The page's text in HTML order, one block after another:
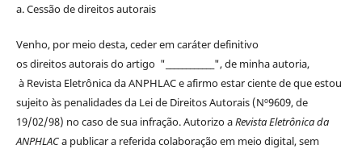
a. Cessão dedireitosautorais
Venho, por meio desta, ceder em caráter definitivo
osdireitosautoraisdo artigo "____________", de minha autoria,
à Revista Eletrônica da ANPHLACe afirmo estar ciente de que estou
sujeito às penalidades da Lei de DireitosAutorais(Nº9609, de
19/02/98) no caso de sua infração. Autorizo aRevista Eletrônica da
ANPHLACa publicar a referida colaboração em meio digital, sem